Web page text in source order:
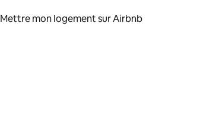
Mettre mon logement sur Airbnb